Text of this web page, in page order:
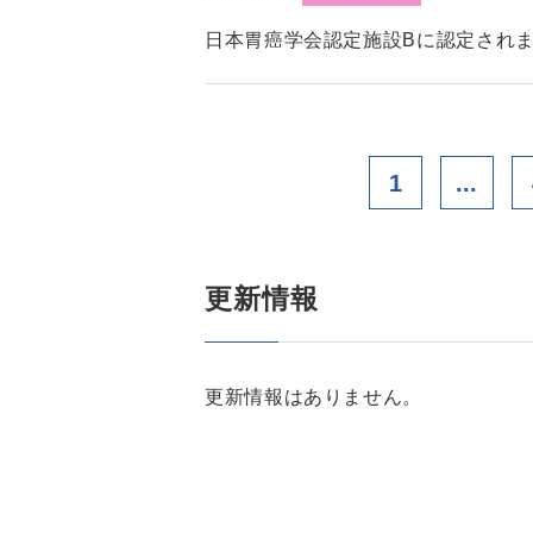
日本胃癌学会認定施設Bに認定され
1 ...
更新情報
更新情報はありません。